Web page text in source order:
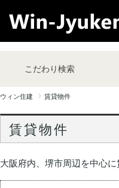
こだわり検索
ウィン住建 賃貸物件
賃貸物件
大阪府内、堺市周辺を中心